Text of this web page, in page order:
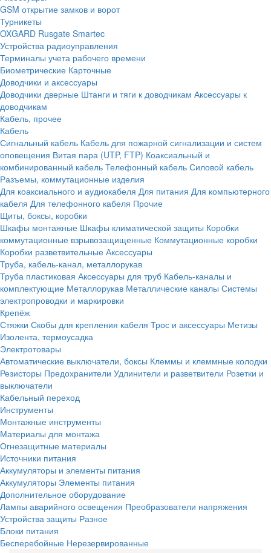
GSM открытие замков и ворот
Турникеты
OXGARD Rusgate Smartec
Устройства радиоуправления
Терминалы учета рабочего времени
Биометрические Карточные
Доводчики и аксессуары
Доводчики дверные Штанги и тяги к доводчикам Аксессуары к
доводчикам
Кабель, прочее
Кабель
Сигнальный кабель Кабель для пожарной сигнализации и систем
оповещения Витая пара (UTP, FTP) Коаксиальный и
комбинированный кабель Телефонный кабель Силовой кабель
Разъемы, коммутационные изделия
Для коаксиального и аудиокабеля Для питания Для компьютерного
кабеля Для телефонного кабеля Прочие
Щиты, боксы, коробки
Шкафы монтажные Шкафы климатической защиты Коробки
коммутационные взрывозащищенные Коммутационные коробки
Коробки разветвительные Аксессуары
Труба, кабель-канал, металлорукав
Труба пластиковая Аксессуары для труб Кабель-каналы и
комплектующие Металлорукав Металлические каналы Системы
электропроводки и маркировки
Крепёж
Стяжки Скобы для крепления кабеля Трос и аксессуары Метизы
Изолента, термоусадка
Электротовары
Автоматические выключатели, боксы Клеммы и клеммные колодки
Резисторы Предохранители Удлинители и разветвители Розетки и
выключатели
Кабельный переход
Инструменты
Монтажные инструменты
Материалы для монтажа
Огнезащитные материалы
Источники питания
Аккумуляторы и элементы питания
Аккумуляторы Элементы питания
Дополнительное оборудование
Лампы аварийного освещения Преобразователи напряжения
Устройства защиты Разное
Блоки питания
Бесперебойные Нерезервированные